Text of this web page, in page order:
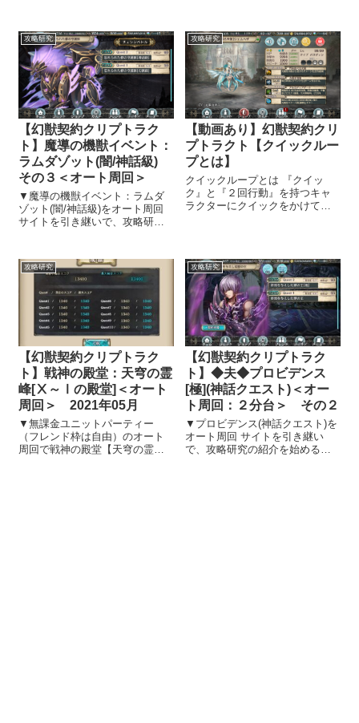
ていただいたところ、相当の手
練れでユニッ...
のサイトを引き継ぎ、攻略研究
の紹介を始めることにしまし
た。 効率的にアイテム・キャラ
クター取...
攻略研究
【幻獣契約クリプトラク
ト】魔導の機獣イベント：
ラムダゾット(闇/神話級)
その３＜オート周回＞
▼魔導の機獣イベント：ラムダ
ゾット(闇/神話級)をオート周回
サイトを引き継いで、攻略研究
トを引き継ぎ、攻略研究の紹介
を始めることにしました。 効率
的にアイテム・キャラクター取
得・レ...
攻略研究
【動画あり】幻獣契約クリ
プトラクト【クイックルー
プとは】
クイックループとは 『クイッ
ク』と『２回行動』を持つキャ
ラクターにクイックをかけてス
で、クイックループで高難易度
クエストを攻略したこともあり
ます！ しかもク...
攻略研究
【幻獣契約クリプトラク
ト】戦神の殿堂：天穹の霊
峰[Ⅹ～Ⅰの殿堂]＜オート
周回＞ 2021年05月
▼無課金ユニットパーティー
（フレンド枠は自由）のオート
周回で戦神の殿堂【天穹の霊
攻略研究
【幻獣契約クリプトラク
ト】◆夫◆プロビデンス
[極](神話クエスト)＜オー
ト周回：２分台＞ その２
▼プロビデンス(神話クエスト)を
オート周回 サイトを引き継い
で、攻略研究の紹介を始めるこ